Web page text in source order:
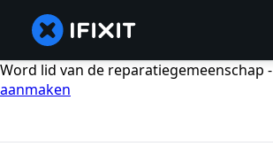
Word lid van de reparatiegemeenschap -
aanmaken